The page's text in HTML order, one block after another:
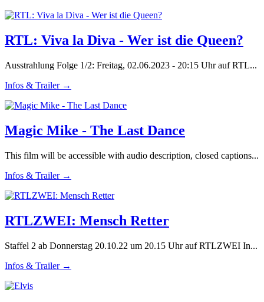
RTL: Viva la Diva - Wer ist die Queen?
Ausstrahlung Folge 1/2: Freitag, 02.06.2023 - 20:15 Uhr auf RTL...
Infos & Trailer →
Magic Mike - The Last Dance
This film will be accessible with audio description, closed captions...
Infos & Trailer →
RTLZWEI: Mensch Retter
Staffel 2 ab Donnerstag 20.10.22 um 20.15 Uhr auf RTLZWEI In...
Infos & Trailer →